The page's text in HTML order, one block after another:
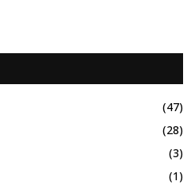
(47)
(28)
(3)
(1)